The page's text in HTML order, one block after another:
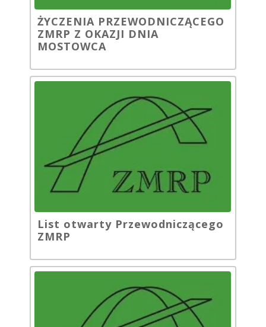
ŻYCZENIA PRZEWODNICZĄCEGO
ZMRP Z OKAZJI DNIA
MOSTOWCA
List otwarty Przewodniczącego
ZMRP